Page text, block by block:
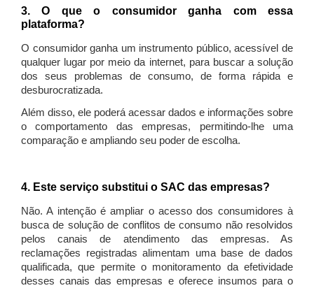
3. O que o consumidor ganha com essa
plataforma?
O consumidor ganha um instrumento público, acessível de
qualquer lugar por meio da internet, para buscar a solução
dos seus problemas de consumo, de forma rápida e
desburocratizada.
Além disso, ele poderá acessar dados e informações sobre
o comportamento das empresas, permitindo-lhe uma
comparação e ampliando seu poder de escolha.
4. Este serviço substitui o SAC das empresas?
Não. A intenção é ampliar o acesso dos consumidores à
busca de solução de conflitos de consumo não resolvidos
pelos canais de atendimento das empresas. As
reclamações registradas alimentam uma base de dados
qualificada, que permite o monitoramento da efetividade
desses canais das empresas e oferece insumos para o